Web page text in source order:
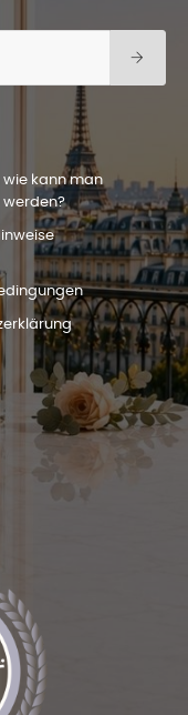
wie kann man